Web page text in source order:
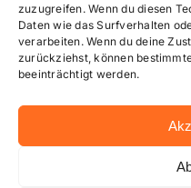
zuzugreifen. Wenn du diesen
Daten wie das Surfverhalten
verarbeiten. Wenn du deine
zurückziehst, können
beeinträchtigt werden.
Cookie-Richtlinie
Mediendaten
© 2026 -